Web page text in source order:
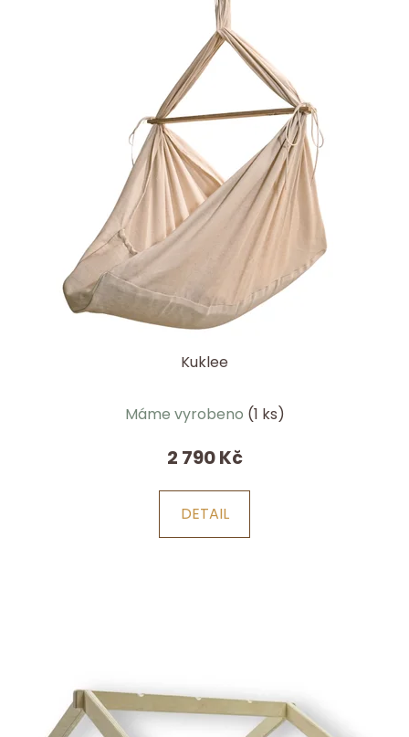
Kuklee
Máme vyrobeno (1 ks)
2 790 Kč
DETAIL